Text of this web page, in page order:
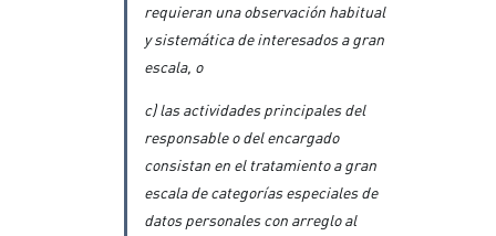
requieran una observación habitual
y sistemática de interesados a gran
escala, o
c) las actividades principales del
responsable o del encargado
consistan en el tratamiento a gran
escala de categorías especiales de
datos personales con arreglo al